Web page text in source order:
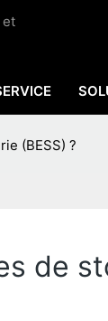
et
(BESS) ?
de